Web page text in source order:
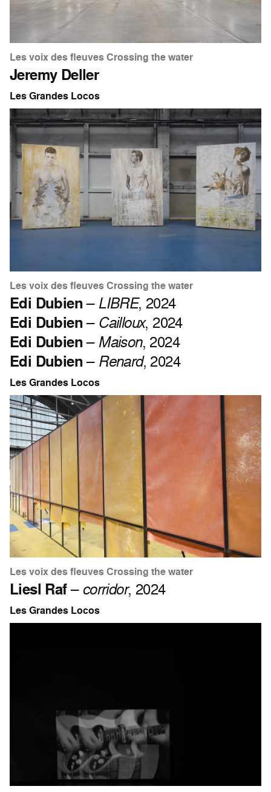
Les voix des fleuves Crossing the water
Jeremy Deller
Les Grandes Locos
Les voix des fleuves Crossing the water
Edi Dubien– LIBRE, 2024
Edi Dubien– Cailloux, 2024
Edi Dubien– Maison, 2024
Edi Dubien– Renard, 2024
Les Grandes Locos
Les voix des fleuves Crossing the water
Liesl Raf–corridor, 2024
Les Grandes Locos